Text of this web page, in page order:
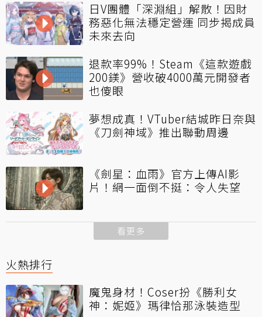
日V團體「深淵組」解散！因財
務惡化無法穩定營運 同步揭成員
未來去向
退款率99%！Steam《這款遊戲
200鎂》營收破4000萬元開發者
也傻眼
夢想成真！VTuber結城昨日奈與
《刀劍神域》推出聯動周邊
《劍星：血雨》官方上傳AI影
片！網一面倒不挺：令人失望
看更多
火熱排行
魔鬼身材！Coser扮《勝利女
神：妮姬》瑪律恰那泳裝造型